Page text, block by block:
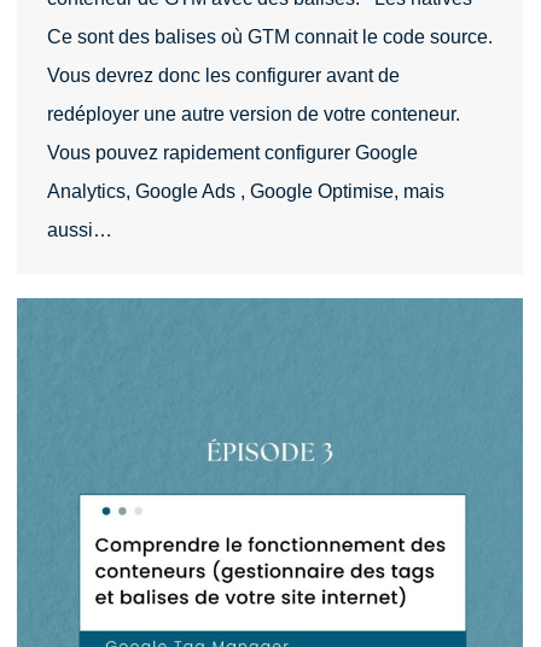
Ce sont des balises où GTM connait le code source.
Vous devrez donc les configurer avant de
redéployer une autre version de votre conteneur.
Vous pouvez rapidement configurer Google
Analytics, Google Ads , Google Optimise, mais
aussi…